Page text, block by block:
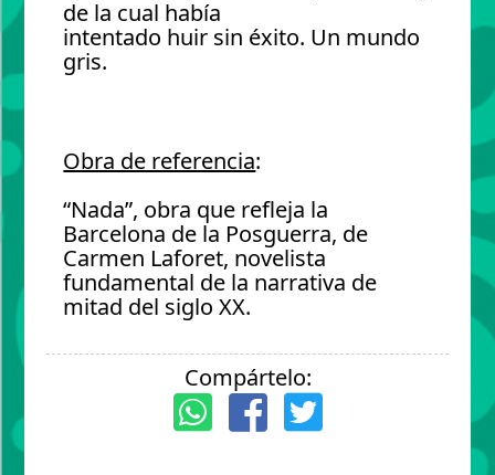
de la cual había
intentado huir sin éxito. Un mundo
gris.
Obra de referencia:
“Nada”, obra que refleja la
Barcelona de la Posguerra, de
Carmen Laforet, novelista
fundamental de la narrativa de
mitad del siglo XX.
Compártelo: